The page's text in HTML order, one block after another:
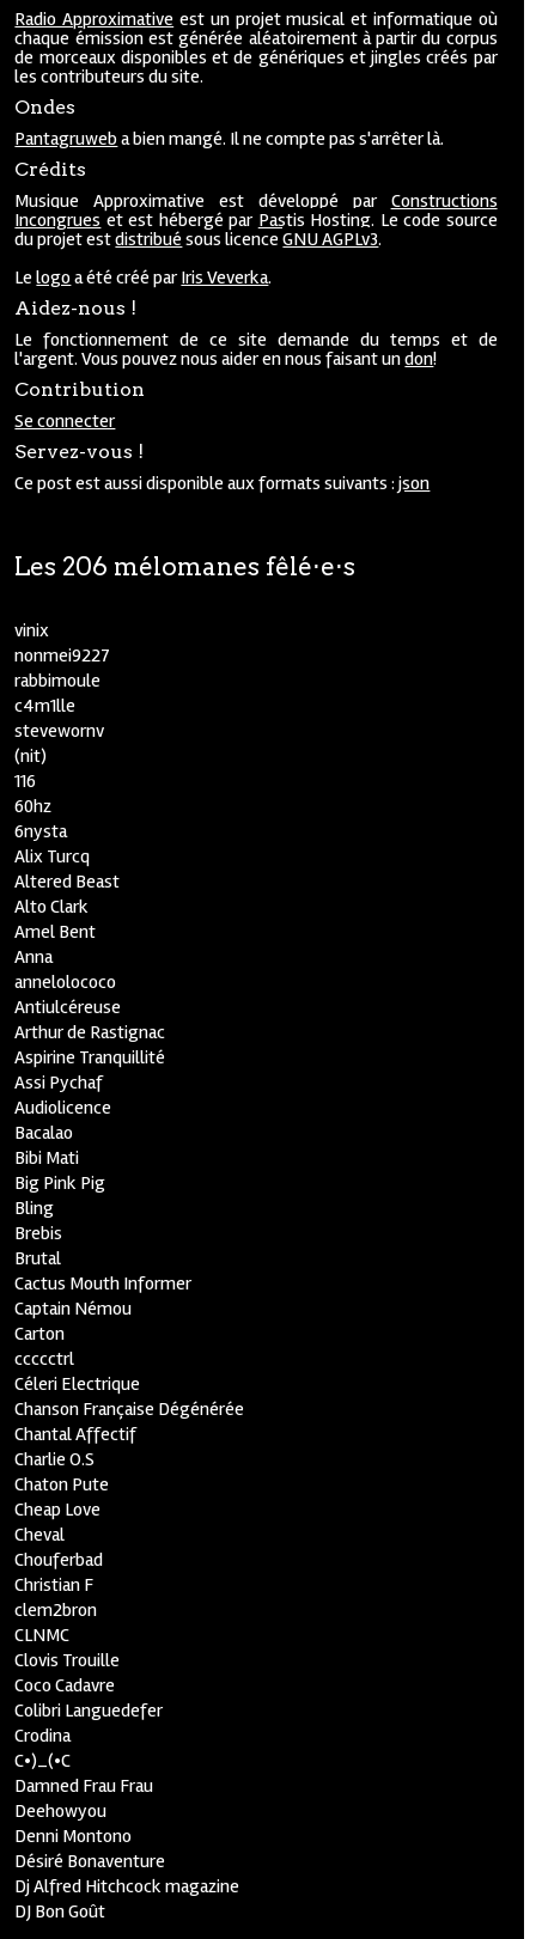
Radio Approximative est un projet musical et informatique où
chaque émission est générée aléatoirement à partir du corpus
de morceaux disponibles et de génériques et jingles créés par
les contributeurs du site.
Ondes
Pantagruweba bien mangé. Il ne compte pas s'arrêter là.
Crédits
Musique Approximative est développé par Constructions
Incongrues et est hébergé par Pastis Hosting. Le code source
du projet estdistribué sous licenceGNU AGPLv3.
Lelogoa été créé par Iris Veverka.
Aidez-nous !
Le fonctionnement de ce site demande du temps et de
l'argent. Vous pouvez nous aider en nous faisant undon!
Contribution
Se connecter
Servez-vous !
Ce post est aussi disponible aux formats suivants :json
Les 206 mélomanes fêlé⋅e⋅s
vinix
nonmei9227
rabbimoule
c4m1lle
stevewornv
(nit)
116
60hz
6nysta
Alix Turcq
Altered Beast
Alto Clark
Amel Bent
Anna
annelolococo
Antiulcéreuse
Arthur de Rastignac
Aspirine Tranquillité
Assi Pychaf
Audiolicence
Bacalao
Bibi Mati
Big Pink Pig
Bling
Brebis
Brutal
Cactus Mouth Informer
Captain Némou
Carton
ccccctrl
Céleri Electrique
Chanson Française Dégénérée
Chantal Affectif
Charlie O.S
Chaton Pute
Cheap Love
Cheval
Chouferbad
Christian F
clem2bron
CLNMC
Clovis Trouille
Coco Cadavre
Colibri Languedefer
Crodina
C•)_(•C
Damned Frau Frau
Deehowyou
Denni Montono
Désiré Bonaventure
Dj Alfred Hitchcock magazine
DJ Bon Goût